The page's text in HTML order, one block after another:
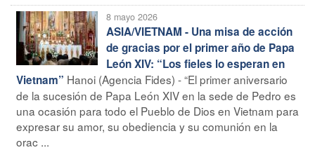
8 mayo 2026
ASIA/VIETNAM - Una misa de acción
de gracias por el primer año de Papa
León XIV: “Los fieles lo esperan en
Vietnam” Hanoi (Agencia Fides) - “El primer aniversario
de la sucesión de Papa León XIV en la sede de Pedro es
una ocasión para todo el Pueblo de Dios en Vietnam para
expresar su amor, su obediencia y su comunión en la
orac ...